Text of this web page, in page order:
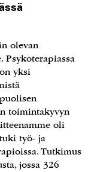
olevan
Psykoterapiassa
yksi
toimintakyvyn
oli
työ- ja
Tutkimus
jossa 326